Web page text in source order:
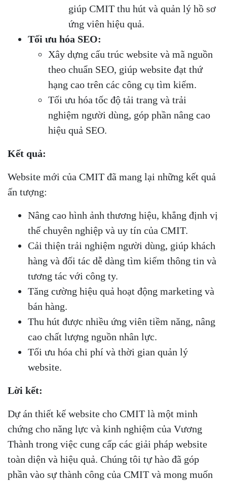
giúp CMIT thu hút và quản lý hồ sơ
ứng viên hiệu quả.
Tối ưu hóa SEO:
Xây dựng cấu trúc website và mã nguồn
theo chuẩn SEO, giúp website đạt thứ
hạng cao trên các công cụ tìm kiếm.
Tối ưu hóa tốc độ tải trang và trải
nghiệm người dùng, góp phần nâng cao
hiệu quả SEO.
Kết quả:
Website mới của CMIT đã mang lại những kết quả
ấn tượng:
Nâng cao hình ảnh thương hiệu, khẳng định vị
thế chuyên nghiệp và uy tín của CMIT.
Cải thiện trải nghiệm người dùng, giúp khách
hàng và đối tác dễ dàng tìm kiếm thông tin và
tương tác với công ty.
Tăng cường hiệu quả hoạt động marketing và
bán hàng.
Thu hút được nhiều ứng viên tiềm năng, nâng
cao chất lượng nguồn nhân lực.
Tối ưu hóa chi phí và thời gian quản lý
website.
Lời kết:
Dự án thiết kế website cho CMIT là một minh
chứng cho năng lực và kinh nghiệm của Vương
Thành trong việc cung cấp các giải pháp website
toàn diện và hiệu quả. Chúng tôi tự hào đã góp
phần vào sự thành công của CMIT và mong muốn